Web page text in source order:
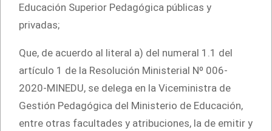
Educación Superior Pedagógica públicas y
privadas;
Que, de acuerdo al literal a) del numeral 1.1 del
artículo 1 de la Resolución Ministerial Nº 006-
2020-MINEDU, se delega en la Viceministra de
Gestión Pedagógica del Ministerio de Educación,
entre otras facultades y atribuciones, la de emitir y